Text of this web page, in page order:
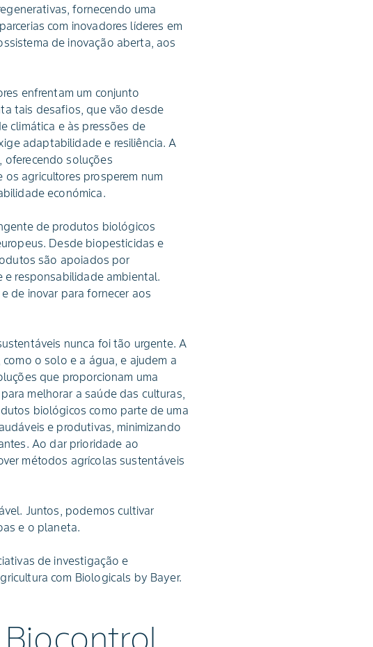
fornecendo uma
com inovadores líderes em
de inovação aberta, aos
enfrentam um conjunto
tais desafios, que vão desde
climática e às pressões de
adaptabilidade e resiliência. A
oferecendo soluções
agricultores prosperem num
económica.
de produtos biológicos
Desde biopesticidas e
são apoiados por
responsabilidade ambiental.
de inovar para fornecer aos
nunca foi tão urgente. A
o solo e a água, e ajudem a
que proporcionam uma
melhorar a saúde das culturas,
biológicos como parte de uma
e produtivas, minimizando
Ao dar prioridade ao
métodos agrícolas sustentáveis
Juntos, podemos cultivar
e o planeta.
de investigação e
com Biologicals by Bayer.